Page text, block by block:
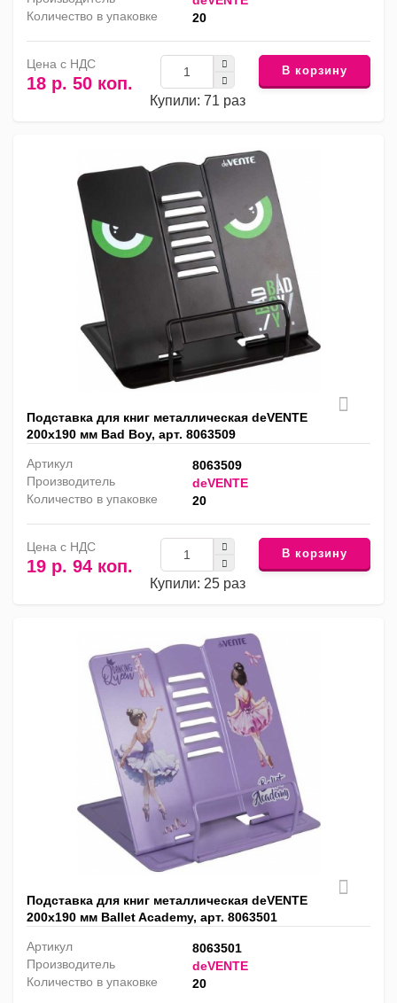
Количество в упаковке
20
Цена с НДС
18 р. 50 коп.
Купили: 71 раз
В корзину
Подставка для книг металлическая deVENTE
200х190 мм Bad Boy, арт. 8063509
Артикул
8063509
Производитель
deVENTE
Количество в упаковке
20
Цена с НДС
19 р. 94 коп.
Купили: 25 раз
В корзину
Подставка для книг металлическая deVENTE
200х190 мм Ballet Academy, арт. 8063501
Артикул
8063501
Производитель
deVENTE
Количество в упаковке
20